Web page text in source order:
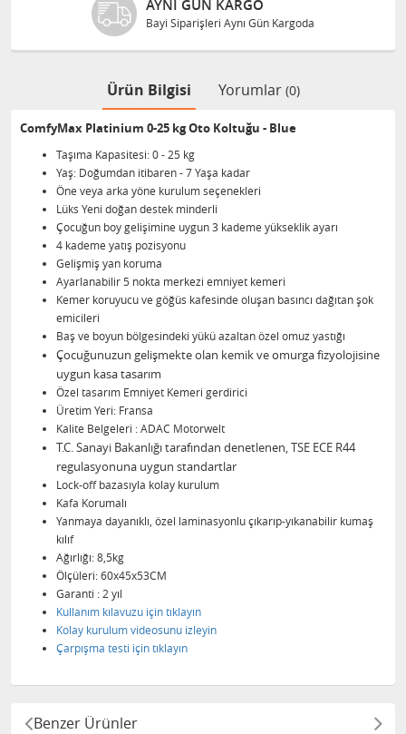
AYNI GÜN KARGO
Bayi Siparişleri Aynı Gün Kargoda
Ürün Bilgisi Yorumlar (0)
ComfyMax Platinium 0-25 kg Oto Koltuğu - Blue
Taşıma Kapasitesi: 0 - 25 kg
Yaş: Doğumdan itibaren - 7 Yaşa kadar
Öne veya arka yöne kurulum seçenekleri
Lüks Yeni doğan destek minderli
Çocuğun boy gelişimine uygun 3 kademe yükseklik ayarı
4 kademe yatış pozisyonu
Gelişmiş yan koruma
Ayarlanabilir 5 nokta merkezi emniyet kemeri
Kemer koruyucu ve göğüs kafesinde oluşan basıncı dağıtan şok
emicileri
Baş ve boyun bölgesindeki yükü azaltan özel omuz yastığı
Çocuğunuzun gelişmekte olan kemik ve omurga fizyolojisine
uygun kasa tasarım
Özel tasarım Emniyet Kemeri gerdirici
Üretim Yeri: Fransa
Kalite Belgeleri : ADAC Motorwelt
T.C. Sanayi Bakanlığı tarafından denetlenen, TSE ECE R44
regulasyonuna uygun standartlar
Lock-off bazasıyla kolay kurulum
Kafa Korumalı
Yanmaya dayanıklı, özel laminasyonlu çıkarıp-yıkanabilir kumaş
kılıf
Ağırlığı: 8,5kg
Ölçüleri: 60x45x53CM
Garanti : 2 yıl
Kullanım kılavuzu için tıklayın
Kolay kurulum videosunu izleyin
Çarpışma testi için tıklayın
Benzer Ürünler